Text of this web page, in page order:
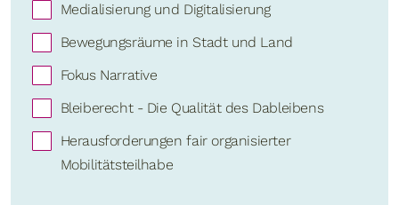
Medialisierung und Digitalisierung
Bewegungsräume in Stadt und Land
Fokus Narrative
Bleiberecht - Die Qualität des Dableibens
Herausforderungen fair organisierter
Mobilitätsteilhabe